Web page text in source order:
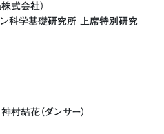
式会社）
ン科学基礎研究所 上席特別研究
村結花（ダンサー）